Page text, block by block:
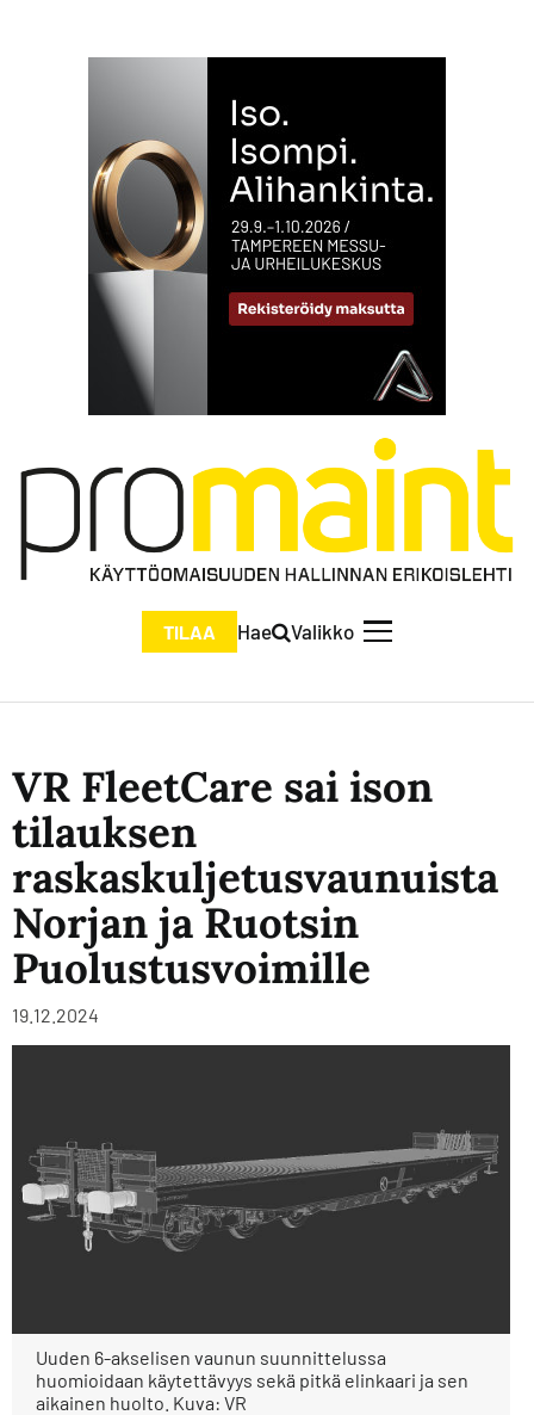
TILAA Hae Valikko
VR FleetCare sai ison
tilauksen
raskaskuljetusvaunuista
Norjan ja Ruotsin
Puolustusvoimille
19.12.2024
Uuden 6-akselisen vaunun suunnittelussa
huomioidaan käytettävyys sekä pitkä elinkaari ja sen
aikainen huolto. Kuva: VR